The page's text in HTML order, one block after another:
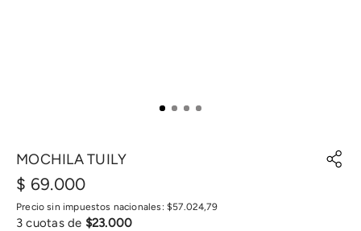
MOCHILA TUILY
$ 69.000
Precio sin impuestos nacionales: $57.024,79
3 cuotas de $23.000